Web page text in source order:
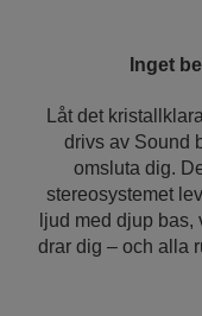
Inget
Låt det
drivs av Sound
omsluta dig.
stereosystemet
ljud med djup
drar dig – och alla